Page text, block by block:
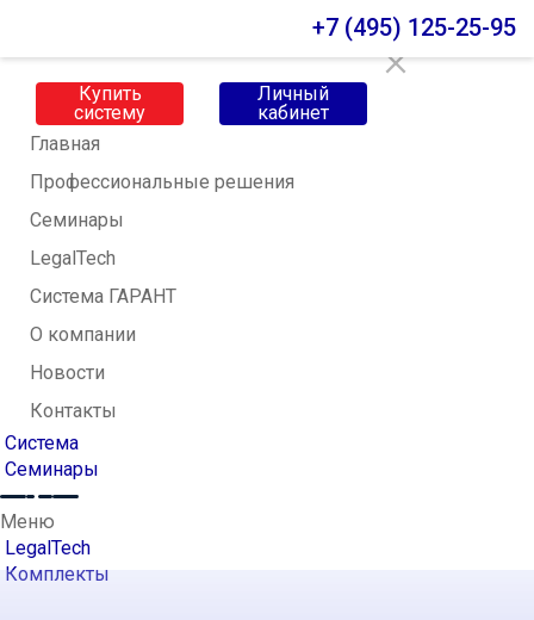
Купить
систему
Личный
кабинет
Главная
Профессиональные решения
Семинары
LegalTech
Система ГАРАНТ
О компании
Новости
Контакты
Система
Семинары
Меню
LegalTech
Комплекты
+7 (495) 125-25-95